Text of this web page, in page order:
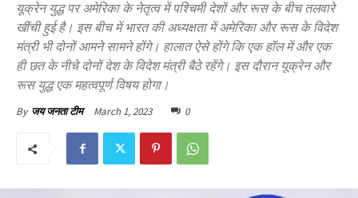
यूक्रेन युद्ध पर अमेरिका के नेतृत्व में पश्चिमी देशों और रूस के बीच तलवारे
खींची हुई है। इस बीच में भारत की अध्यक्षता में अमेरिका और रूस के विदेश
मंत्री भी दोनों आमने सामने होंगे। हालात ऐसे होंगे कि एक हॉल में और एक
ही छत के नीचे दोनों देश के विदेश मंत्री बैठे रहेंगे। इस दौरान यूक्रेन और
रूस युद्ध एक महत्वपूर्ण विषय होगा।
By जय जनता टीम March 1, 2023 0